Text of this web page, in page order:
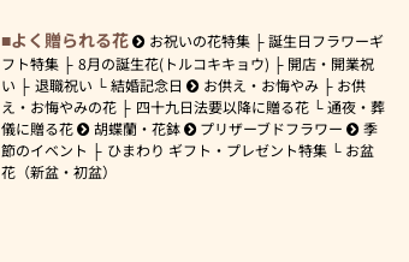
よく贈られる花 お祝いの花特集
誕生日フラワーギ
フト特集
8月の誕生花(トルコキキョウ)
開店・開業祝
い
退職祝い 結婚記念日 お供え・お悔やみ
お供
え・お悔やみの花
四十九日法要以降に贈る花
通夜・葬
儀に贈る花
胡蝶蘭・花鉢 プリザーブドフラワー
季
節のイベント
ひまわり ギフト・プレゼント特集
お盆
花（新盆・初盆）